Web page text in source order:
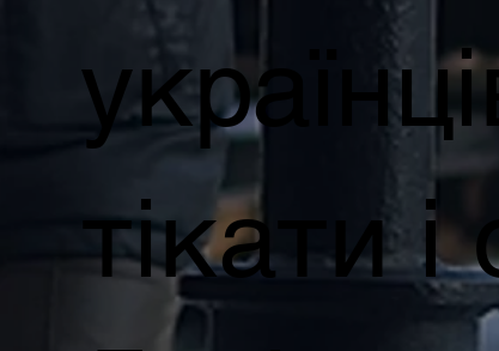
тікати